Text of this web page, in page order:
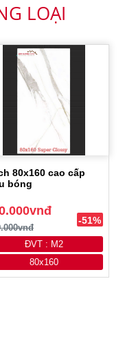
LOẠI
80x160 cao cấp
bóng
-51%
ĐVT : M2
80x160